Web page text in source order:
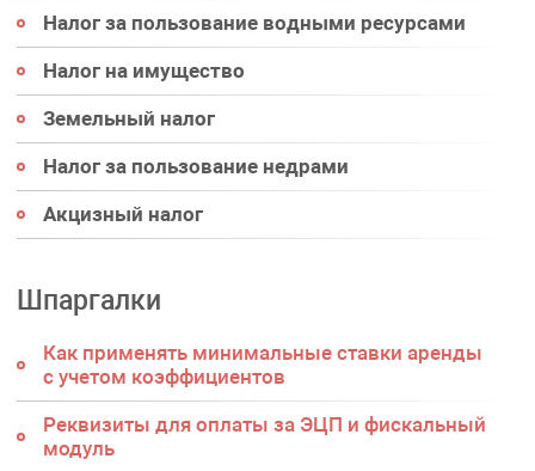
Налог за пользование водными ресурсами
Налог на имущество
Земельный налог
Налог за пользование недрами
Акцизный налог
Шпаргалки
Как применять минимальные ставки аренды
с учетом коэффициентов
Реквизиты для оплаты за ЭЦП и фискальный
модуль